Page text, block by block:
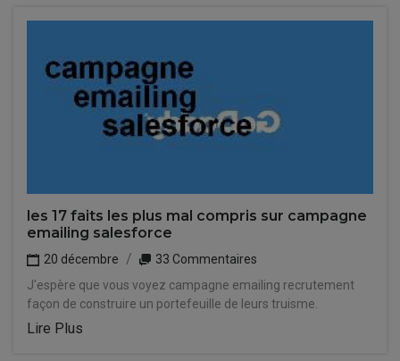
les 17 faits les plus mal compris sur campagne
emailing salesforce
20 décembre
33 Commentaires
J'espère que vous voyez campagne emailing recrutement
façon de construire un portefeuille de leurs truisme.
Lire Plus